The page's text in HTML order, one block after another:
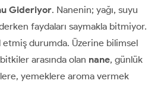
Gideriyor. Nanenin; yağı, suyu
faydaları saymakla bitmiyor.
etmiş durumda. Üzerine bilimsel
bitkiler arasında olan nane, günlük
yemeklere aroma vermek